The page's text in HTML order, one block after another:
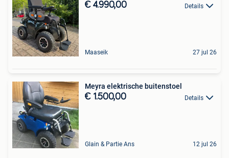
€ 4.990,00 Details
Maaseik 27 jul 26
Meyra elektrische buitenstoel
€ 1.500,00 Details
Glain & Partie Ans 12 jul 26